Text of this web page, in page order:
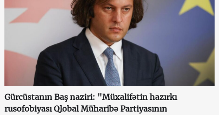
Gürcüstanın Baş naziri: "Müxalifətin hazırkı
rusofobiyası Qlobal Müharibə Partiyasının